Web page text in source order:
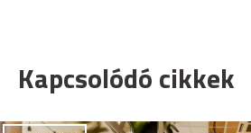
Kapcsolódó cikkek